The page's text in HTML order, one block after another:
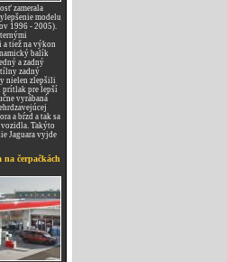
zamerala
modelu
1996 - 2005).
a tiež na výkon
balík
a zadný
zadný
nielen zlepšili
prítlak pre lepší
vyrábaná
a bŕzd a tak sa
Takýto
Jaguara vyjde
čerpačkách